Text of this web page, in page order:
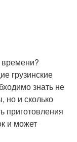
времени?
грузинские
знать не
но и сколько
приготовления
и может